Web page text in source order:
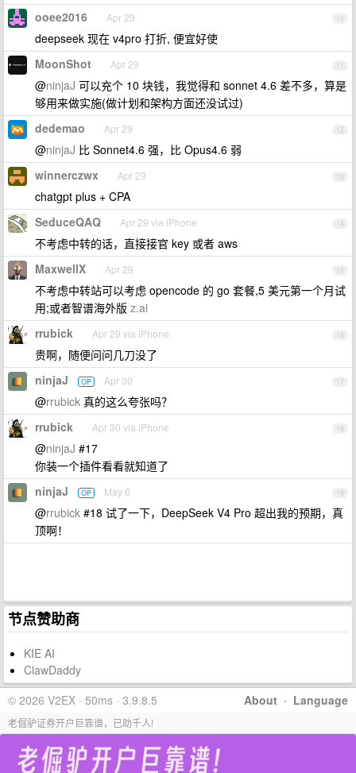
10
ooee2016 Apr 29
deepseek 现在 v4pro 打折, 便宜好使
11
MoonShot Apr 29
@ninjaJ 可以充个 10 块钱，我觉得和 sonnet 4.6 差不多，算是
够用来做实施(做计划和架构方面还没试过)
12
dedemao Apr 29
@ninjaJ 比 Sonnet4.6 强，比 Opus4.6 弱
13
winnerczwx Apr 29
chatgpt plus + CPA
14
SeduceQAQ Apr 29 via iPhone
不考虑中转的话，直接接官 key 或者 aws
15
MaxwellX Apr 29
不考虑中转站可以考虑 opencode 的 go 套餐,5 美元第一个月试
用;或者智谱海外版 z.ai
16
rrubick Apr 29 via iPhone
贵啊，随便问问几刀没了
17
ninjaJ OP Apr 30
@rrubick 真的这么夸张吗？
18
rrubick Apr 30 via iPhone
@ninjaJ #17
你装一个插件看看就知道了
19
ninjaJ OP May 6
@rrubick #18 试了一下，DeepSeek V4 Pro 超出我的预期，真
顶啊！
节点赞助商
KIE AI
ClawDaddy
About · Language
© 2026 V2EX · 50ms · 3.9.8.5
老倔驴证券开户巨靠谱，已助千人!